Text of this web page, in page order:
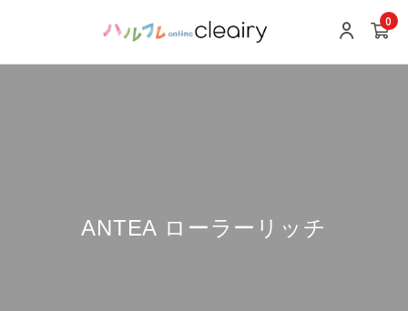
0
ANTEA ローラーリッチ